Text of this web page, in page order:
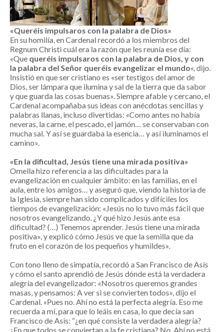
«Queréis impulsaros con la palabra de Dios»
En su homilía, en Cardenal recordó a los miembros del
Regnum Christi cuál era la razón que les reunía ese día:
«Que queréis impulsaros con la palabra de Dios, y con
la palabra del Señor queréis evangelizar el mundo«, dijo.
Insistió en que ser cristiano es «ser testigos del amor de
Dios, ser lámpara que ilumina y sal de la tierra que da sabor
y que guarda las cosas buenas». Siempre afable y cercano, el
Cardenal acompañaba sus ideas con anécdotas sencillas y
palabras llanas, incluso divertidas: «Como antes no había
neveras, la carne, el pescado, el jamón… se conservaban con
mucha sal. Y así se guardaba la esencia… y así iluminamos el
camino».
«En la dificultad, Jesús tiene una mirada positiva»
Omella hizo referencia a las dificultades para la
evangelización en cualquier ámbito: en las familias, en el
aula, entre los amigos… y aseguró que, viendo la historia de
la Iglesia, siempre han sido complicados y difíciles los
tiempos de evangelización: «Jesús no lo tuvo más fácil que
nosotros evangelizando. ¿Y qué hizo Jesús ante esa
dificultad? (…) Tenemos aprender. Jesús tiene una mirada
positiva», y explicó cómo Jesús ve que la semilla que da
fruto en el corazón de los pequeños y humildes».
Con tono lleno de simpatía, recordó a San Francisco de Asís
y cómo el santo aprendió de Jesús dónde está la verdadera
alegría del evangelizador: «Nosotros queremos grandes
masas, y pensamos: A ver si se convierten todos», dijo el
Cardenal. «Pues no. Ahí no está la perfecta alegría. Eso me
recuerda a mí, para que lo leáis en casa, lo que decía san
Francisco de Asis: “¿en qué consiste la verdadera alegría?
¿En que todos se conviertan a la fe cristiana? No. Ahí no está